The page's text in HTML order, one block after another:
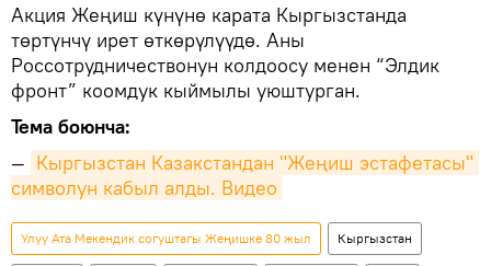
Акция Жеңиш күнүнө карата Кыргызстанда
төртүнчү ирет өткөрүлүүдө. Аны
Россотрудничествонун колдоосу менен “Элдик
фронт” коомдук кыймылы уюштурган.
Тема боюнча:
— Кыргызстан Казакстандан "Жеңиш эстафетасы"
символун кабыл алды. Видео
Улуу Ата Мекендик согуштагы Жеңишке 80 жыл Кыргызстан